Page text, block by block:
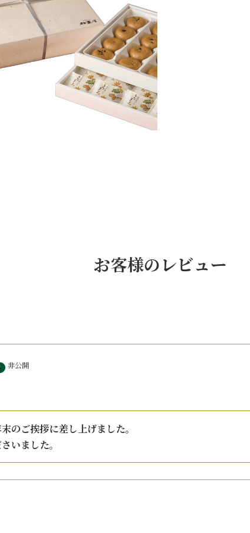
お客様のレビュー
非公開
のご挨拶に差し上げました。
いました。